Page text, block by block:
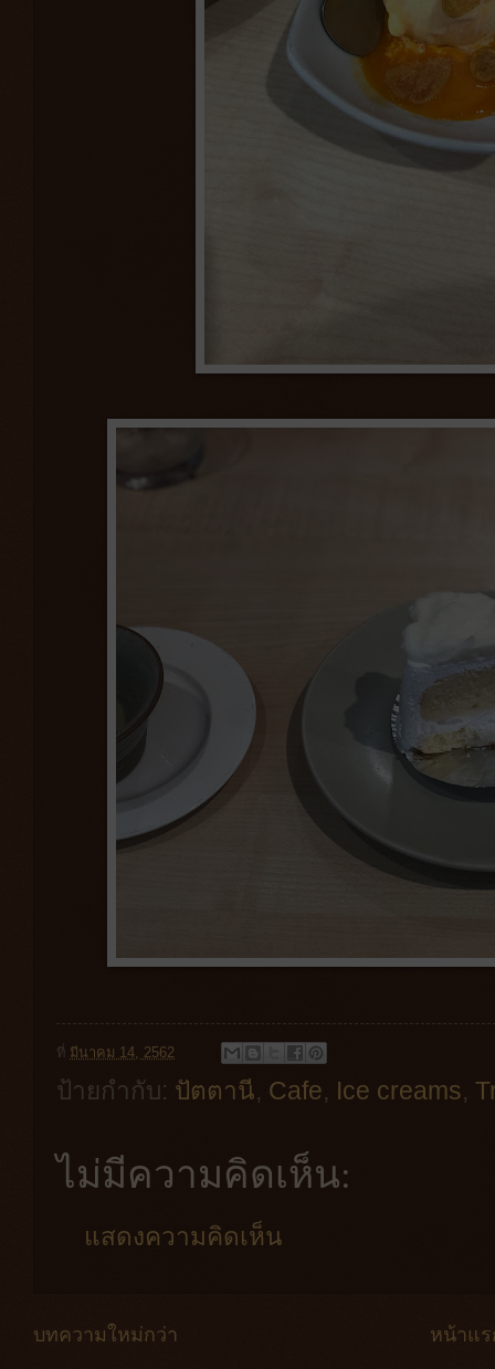
ที่ มีนาคม 14, 2562
ป้ายกำกับ: ปัตตานี, Cafe, Ice creams,
ไม่มีความคิดเห็น:
แสดงความคิดเห็น
บทความใหม่กว่า หน้าแร